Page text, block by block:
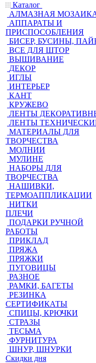
Каталог
АЛМАЗНАЯ
АППАРАТЫ И
ПРИСПОСОБЛЕНИЯ
БИСЕР, БУСИНЫ,
ВСЕ ДЛЯ ШТОР
ВЫШИВАНИЕ
ДЕКОР
ИГЛЫ
ИНТЕРЬЕР
КАНТ
КРУЖЕВО
ЛЕНТЫ
ЛЕНТЫ
МАТЕРИАЛЫ ДЛЯ
ТВОРЧЕСТВА
МОЛНИИ
МУЛИНЕ
НАБОРЫ ДЛЯ
ТВОРЧЕСТВА
НАШИВКИ,
ТЕРМОАППЛИКАЦИИ
НИТКИ
ПЛЕЧИ
ПОДАРКИ РУЧНОЙ
РАБОТЫ
ПРИКЛАД
ПРЯЖА
ПРЯЖКИ
ПУГОВИЦЫ
РАЗНОЕ
РАМКИ, БАГЕТЫ
РЕЗИНКА
СЕРТИФИКАТЫ
СПИЦЫ, КРЮЧКИ
СТРАЗЫ
ТЕСЬМА
ФУРНИТУРА
ШНУР, ШНУРКИ
Скидки дня